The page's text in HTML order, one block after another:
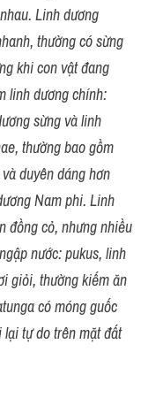
Linh dương
thường có sừng
khi con vật đang
linh dương chính:
sừng và linh
thường bao gồm
duyên dáng hơn
Nam phi. Linh
đồng cỏ, nhưng nhiều
nước: pukus, linh
giỏi, thường kiếm ăn
có móng guốc
tự do trên mặt đất